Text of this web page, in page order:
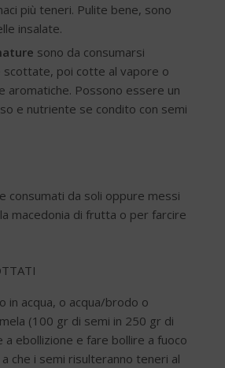
più teneri. Pulite bene, sono
insalate.
sono da consumarsi
poi cotte al vapore o
aromatiche. Possono essere un
e nutriente se condito con semi
consumati da soli oppure messi
macedonia di frutta o per farcire
in acqua, o acqua/brodo o
(100 gr di semi in 250 gr di
a ebollizione e fare bollire a fuoco
che i semi risulteranno teneri al